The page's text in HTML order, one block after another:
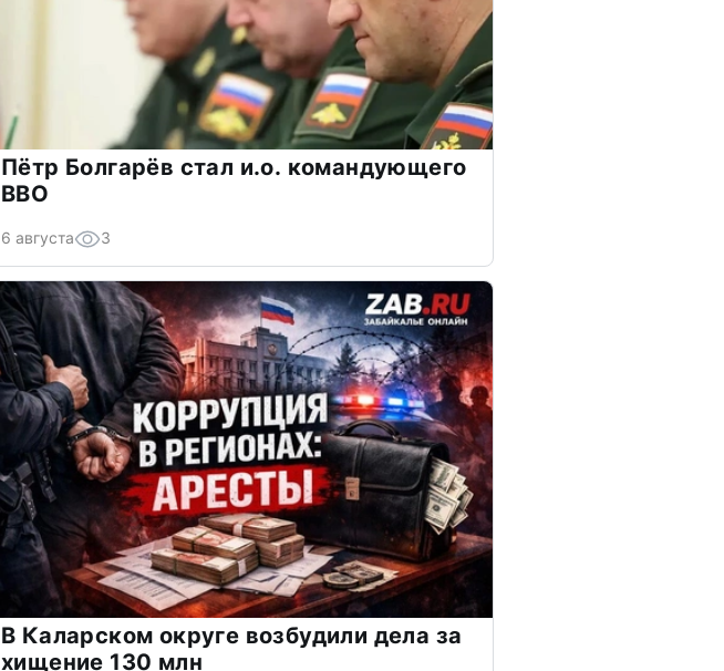
Пётр Болгарёв стал и.о. командующего
ВВО
6 августа 3
В Каларском округе возбудили дела за
хищение 130 млн